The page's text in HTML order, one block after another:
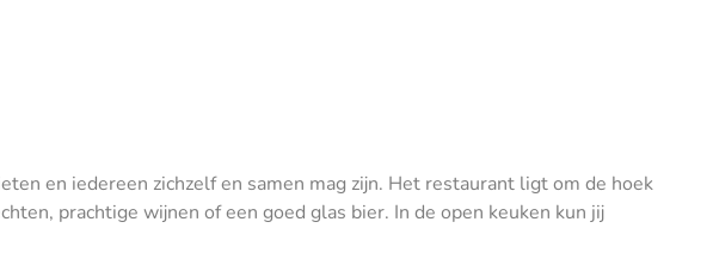
en iedereen zichzelf en samen mag zijn. Het restaurant ligt om de hoek
prachtige wijnen of een goed glas bier. In de open keuken kun jij